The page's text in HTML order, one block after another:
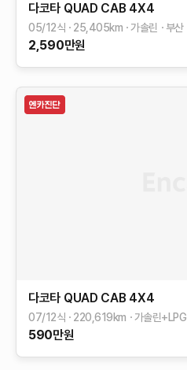
다코타 QUAD CAB 4X4
05/12식 25,405km 가솔린 부산
2,590만원
다코타 QUAD CAB 4X4
07/12식 220,619km 가솔린+LPG
590만원